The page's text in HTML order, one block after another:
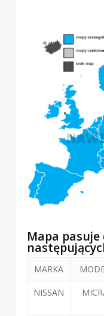
Mapa pasuje
MARKA
NISSAN